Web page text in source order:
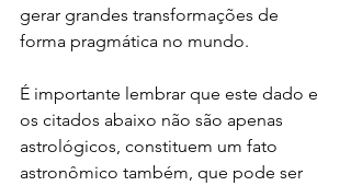
gerar grandes transformações de
forma pragmática no mundo.
É importante lembrar que este dado e
os citados abaixo não são apenas
astrológicos, constituem um fato
astronômico também, que pode ser